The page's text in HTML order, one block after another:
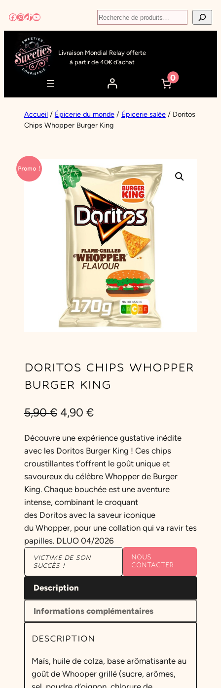
au
contenu
Facebook
Instagram
TikTok
YouTube Recherche
Livraison Mondial Relay offerte
à partir de 40€ d’achat
0
Accueil/ Épicerie du monde/ Épicerie salée/ Doritos
Chips Whopper Burger King
Promo !
DORITOS CHIPS WHOPPER
BURGER KING
5,90€ L
p
r
i
x
i
n
i
t
i
a
l
é
t
a
4,90 €L
p
r
i
x
a
c
u
l
e
s
t
Découvre une expérience gustative inédite
avec les Doritos Burger King ! Ces chips
croustillantes t’offrent le goût unique et
savoureux du célèbre Whopper de Burger
King. Chaque bouchée est une aventure
intense, combinant le croquant
des Doritos avec la saveur iconique
du Whopper, pour une collation qui va ravir tes
papilles. DLUO 04/2026
VICTIME DE SON
SUCCÈS !
NOUS
CONTACTER
Description
Informations complémentaires
DESCRIPTION
Maïs, huile de colza, base arômatisante au
goût de Whooper grillé (sucre, arômes,